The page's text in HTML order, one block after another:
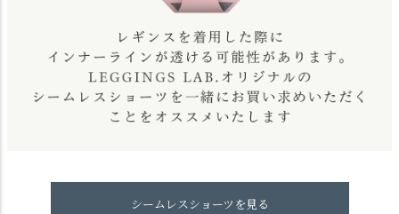
シームレスショーツを見る